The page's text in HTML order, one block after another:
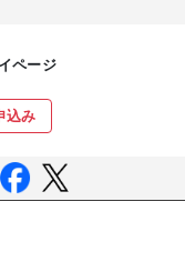
ページ
込み